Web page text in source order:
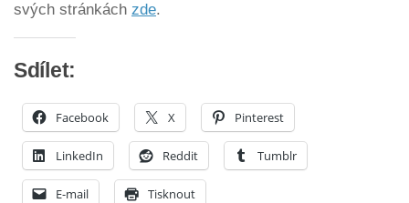
svých stránkách zde.
Sdílet:
Facebook X Pinterest
LinkedIn Reddit Tumblr
E-mail Tisknout